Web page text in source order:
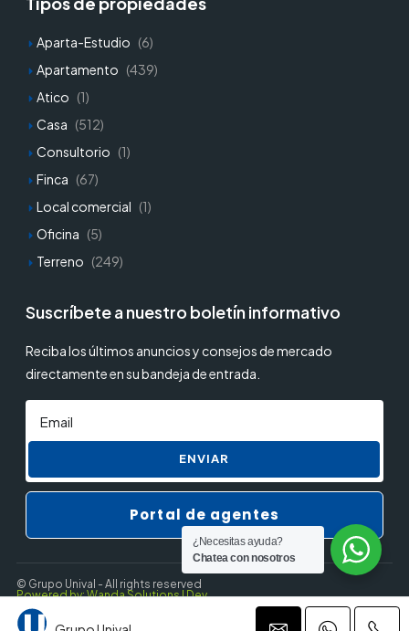
Aparta-Estudio (6)
Apartamento (439)
Atico (1)
Casa (512)
Consultorio (1)
Finca (67)
Local comercial (1)
Oficina (5)
Terreno (249)
Suscríbete a nuestro boletín informativo
Reciba los últimos anuncios y consejos de mercado
directamente en su bandeja de entrada.
ENVIAR
Portal de agentes
© Grupo Unival - All rights reserved
Powered by: Wanda Solutions | Dev.
¿Necesitas ayuda?
Chatea con nosotros